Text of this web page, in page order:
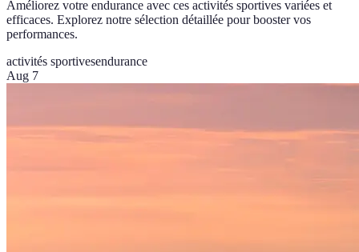
Améliorez votre endurance avec ces activités sportives variées et
efficaces. Explorez notre sélection détaillée pour booster vos
performances.
activités sportivesendurance
Aug 7